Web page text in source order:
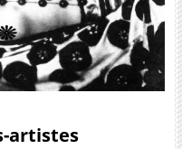
artistes